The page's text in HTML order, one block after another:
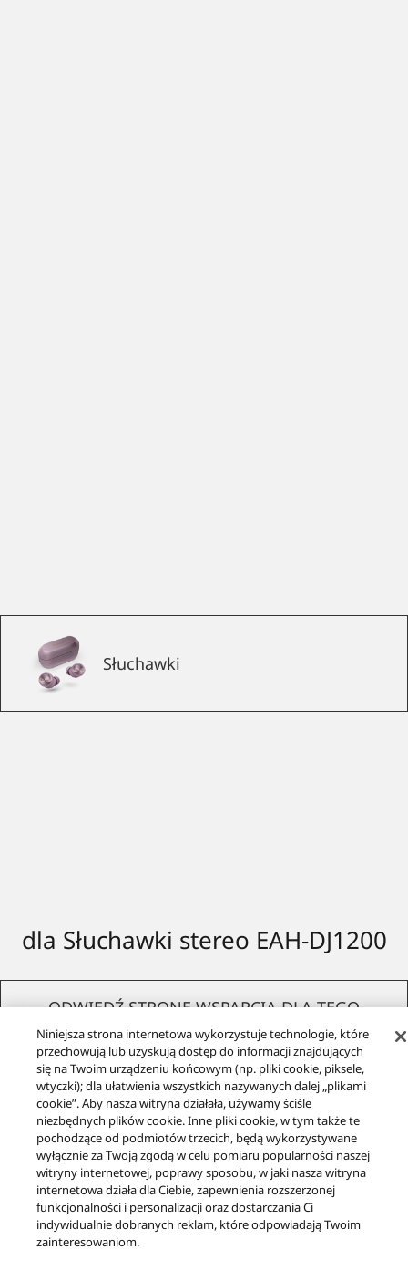
Słuchawki
dla Słuchawki stereo EAH-DJ1200
ODWIEDŹ STRONĘ WSPARCIA DLA TEGO
PRODUKTU
Niniejsza strona internetowa wykorzystuje technologie, które
przechowują lub uzyskują dostęp do informacji znajdujących
się na Twoim urządzeniu końcowym (np. pliki cookie, piksele,
wtyczki); dla ułatwienia wszystkich nazywanych dalej „plikami
cookie”. Aby nasza witryna działała, używamy ściśle
niezbędnych plików cookie. Inne pliki cookie, w tym także te
pochodzące od podmiotów trzecich, będą wykorzystywane
wyłącznie za Twoją zgodą w celu pomiaru popularności naszej
witryny internetowej, poprawy sposobu, w jaki nasza witryna
internetowa działa dla Ciebie, zapewnienia rozszerzonej
funkcjonalności i personalizacji oraz dostarczania Ci
indywidualnie dobranych reklam, które odpowiadają Twoim
zainteresowaniom.